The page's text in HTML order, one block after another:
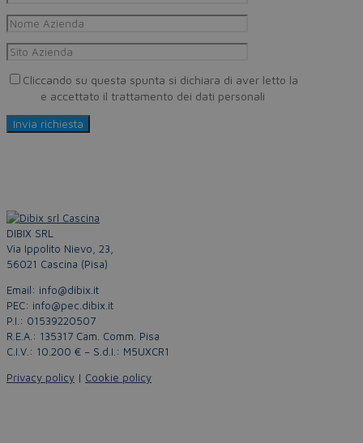
Cliccando su questa spunta si dichiara di aver letto la
e accettato il trattamento dei dati personali
DIBIX SRL
Via Ippolito Nievo, 23,
56021 Cascina (Pisa)
Email: info@dibix.it
PEC: info@pec.dibix.it
P.I.: 01539220507
R.E.A.: 135317 Cam. Comm. Pisa
C.I.V.: 10.200 € – S.d.I.: M5UXCR1
Privacy policy | Cookie policy